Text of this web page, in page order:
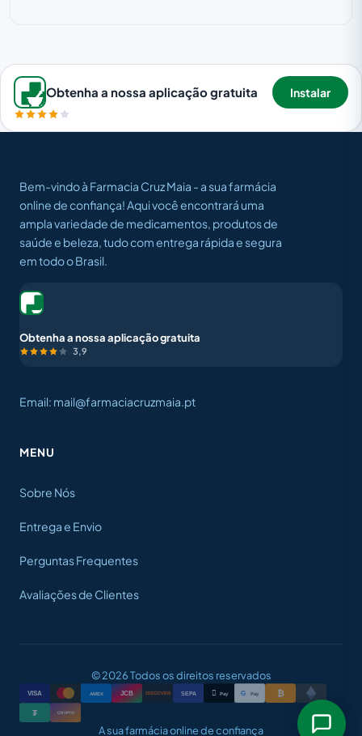
Obtenha a nossa aplicação gratuita Instalar
Bem-vindo à Farmacia Cruz Maia - a sua farmácia
online de confiança! Aqui você encontrará uma
ampla variedade de medicamentos, produtos de
saúde e beleza, tudo com entrega rápida e segura
em todo o Brasil.
Obtenha a nossa aplicação gratuita
3,9
Email: mail@farmaciacruzmaia.pt
MENU
Sobre Nós
Entrega e Envio
Perguntas Frequentes
Avaliações de Clientes
© 2026 Todos os direitos reservados
VISA AMEX JCB DISCOVER SEPA  Pay G Pay ₿
₮ CRYPTO
A sua farmácia online de confiança